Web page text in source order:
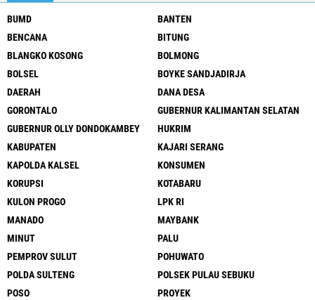
BUMD
BANTEN
BENCANA
BITUNG
BLANGKO KOSONG
BOLMONG
BOLSEL
BOYKE SANDJADIRJA
DAERAH
DANA DESA
GORONTALO
GUBERNUR KALIMANTAN SELATAN
GUBERNUR OLLY DONDOKAMBEY
HUKRIM
KABUPATEN
KAJARI SERANG
KAPOLDA KALSEL
KONSUMEN
KORUPSI
KOTABARU
KULON PROGO
LPK RI
MANADO
MAYBANK
MINUT
PALU
PEMPROV SULUT
POHUWATO
POLDA SULTENG
POLSEK PULAU SEBUKU
POSO
PROYEK